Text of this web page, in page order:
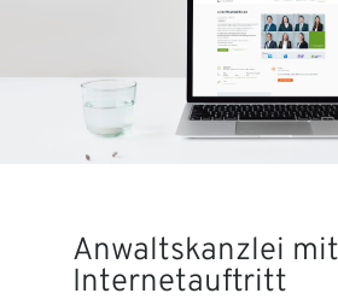
Anwaltskanzlei
Internetauftritt